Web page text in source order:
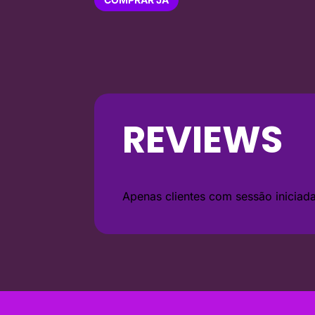
REVIEWS
Apenas clientes com sessão